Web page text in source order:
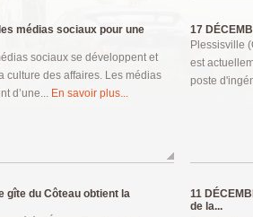
médias sociaux pour une
sociaux se développent et
culture des affaires. Les médias
d’une... En savoir plus...
17
Plessisville
est
poste
gîte du Côteau obtient la
11
de la...